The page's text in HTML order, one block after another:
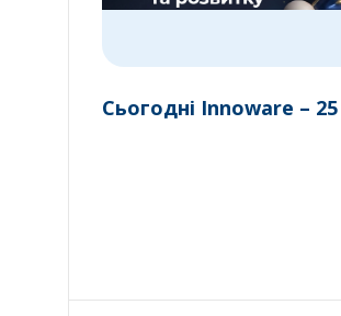
Сьогодні Innoware – 25